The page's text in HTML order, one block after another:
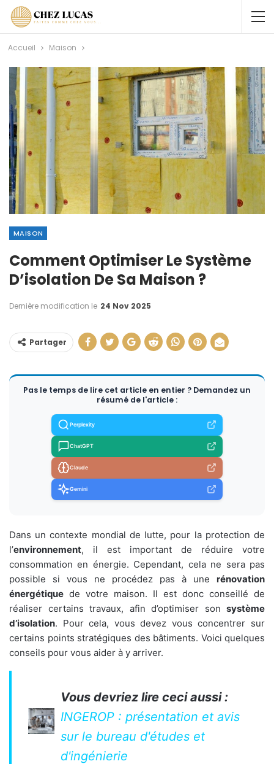
Accueil Maison
MAISON
Comment Optimiser Le Système
D’isolation De Sa Maison ?
Dernière modification le 24 Nov 2025
Partager
Pas le temps de lire cet article en entier ? Demandez un
résumé de l'article :
Perplexity
ChatGPT
Claude
Gemini
Dans un contexte mondial de lutte, pour la protection de
l’environnement, il est important de réduire votre
consommation en énergie. Cependant, cela ne sera pas
possible si vous ne procédez pas à une rénovation
énergétique de votre maison. Il est donc conseillé de
réaliser certains travaux, afin d’optimiser son système
d’isolation. Pour cela, vous devez vous concentrer sur
certains points stratégiques des bâtiments. Voici quelques
conseils pour vous aider à y arriver.
Vous devriez lire ceci aussi :
INGEROP : présentation et avis
sur le bureau d'études et
d'ingénierie